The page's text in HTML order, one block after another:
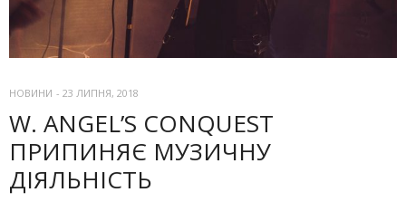
НОВИНИ - 23 ЛИПНЯ, 2018
W. ANGEL’S CONQUEST
ПРИПИНЯЄ МУЗИЧНУ
ДІЯЛЬНІСТЬ